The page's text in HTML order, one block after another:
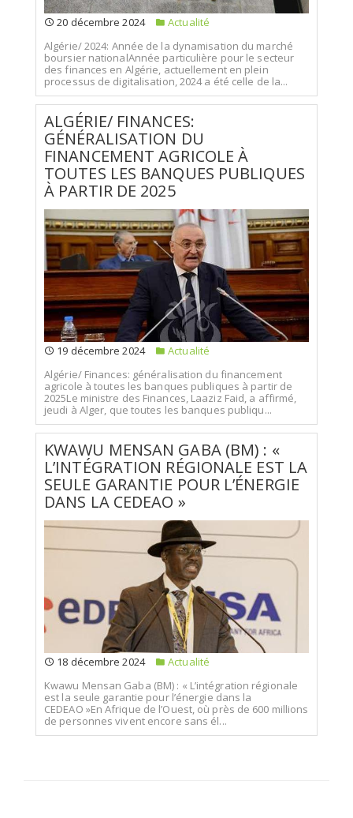
20 décembre 2024
Actualité
Algérie/ 2024: Année de la dynamisation du marché
boursier nationalAnnée particulière pour le secteur
des finances en Algérie, actuellement en plein
processus de digitalisation, 2024 a été celle de la...
ALGÉRIE/ FINANCES:
GÉNÉRALISATION DU
FINANCEMENT AGRICOLE À
TOUTES LES BANQUES PUBLIQUES
À PARTIR DE 2025
19 décembre 2024
Actualité
Algérie/ Finances: généralisation du financement
agricole à toutes les banques publiques à partir de
2025Le ministre des Finances, Laaziz Faid, a affirmé,
jeudi à Alger, que toutes les banques publiqu...
KWAWU MENSAN GABA (BM) : «
L’INTÉGRATION RÉGIONALE EST LA
SEULE GARANTIE POUR L’ÉNERGIE
DANS LA CEDEAO »
18 décembre 2024
Actualité
Kwawu Mensan Gaba (BM) : « L’intégration régionale
est la seule garantie pour l’énergie dans la
CEDEAO »En Afrique de l’Ouest, où près de 600 millions
de personnes vivent encore sans él...